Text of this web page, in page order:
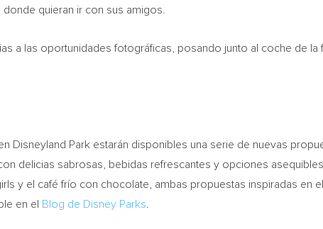
quieran ir con sus amigos.
a las oportunidades fotográficas, posando junto al coche de la
Disneyland Park estarán disponibles una serie de nuevas
delicias sabrosas, bebidas refrescantes y opciones
y el café frío con chocolate, ambas propuestas inspiradas en
en el
Blog de Disney Parks